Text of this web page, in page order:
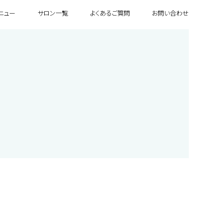
ュー サロン一覧 よくあるご質問 お問い合わせ